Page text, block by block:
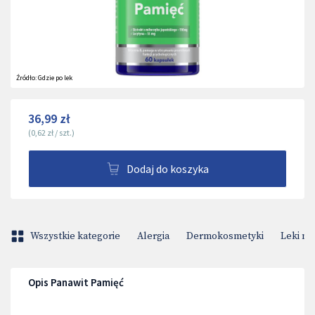
Źródło:Gdzie po lek
36,99 zł
(0,62 zł / szt.)
Dodaj do koszyka
Wszystkie kategorie Alergia Dermokosmetyki Leki
Opis Panawit Pamięć